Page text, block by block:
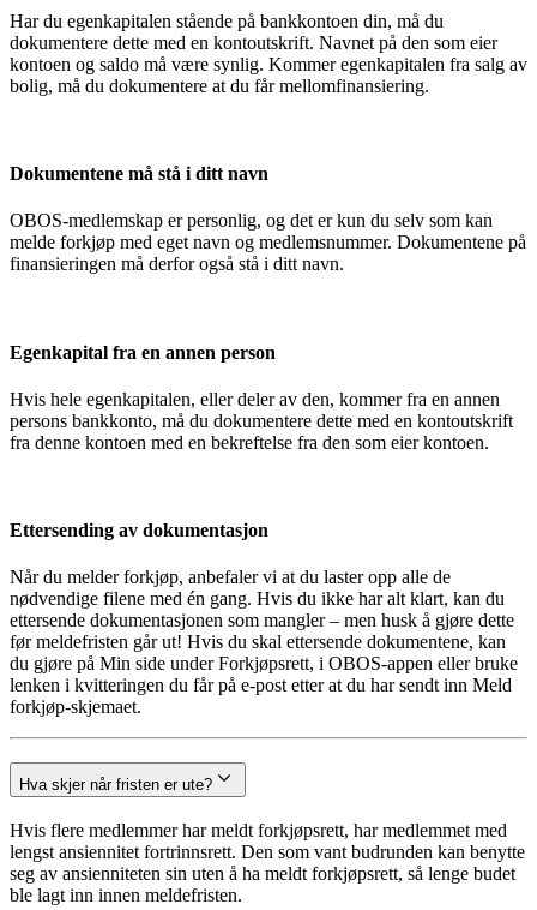
Har du egenkapitalen stående på bankkontoen din, må du
dokumentere dette med en kontoutskrift. Navnet på den som eier
kontoen og saldo må være synlig. Kommer egenkapitalen fra salg av
bolig, må du dokumentere at du får mellomfinansiering.
Dokumentene må stå i ditt navn
OBOS-medlemskap er personlig, og det er kun du selv som kan
melde forkjøp med eget navn og medlemsnummer. Dokumentene på
finansieringen må derfor også stå i ditt navn.
Egenkapital fra en annen person
Hvis hele egenkapitalen, eller deler av den, kommer fra en annen
persons bankkonto, må du dokumentere dette med en kontoutskrift
fra denne kontoen med en bekreftelse fra den som eier kontoen.
Ettersending av dokumentasjon
Når du melder forkjøp, anbefaler vi at du laster opp alle de
nødvendige filene med én gang. Hvis du ikke har alt klart, kan du
ettersende dokumentasjonen som mangler – men husk å gjøre dette
før meldefristen går ut! Hvis du skal ettersende dokumentene, kan
du gjøre på Min side under Forkjøpsrett, i OBOS-appen eller bruke
lenken i kvitteringen du får på e-post etter at du har sendt inn Meld
forkjøp-skjemaet.
Hva skjer når fristen er ute?
Hvis flere medlemmer har meldt forkjøpsrett, har medlemmet med
lengst ansiennitet fortrinnsrett. Den som vant budrunden kan benytte
seg av ansienniteten sin uten å ha meldt forkjøpsrett, så lenge budet
ble lagt inn innen meldefristen.